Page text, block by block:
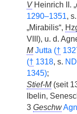
VHeinrich II.
1290–1351, s.
„Mirabilis“,
VIII), u. d.
M Jutta (†
(† 1318, s.
1345);
Stief-M(seit
Ibelin,
3 Geschw